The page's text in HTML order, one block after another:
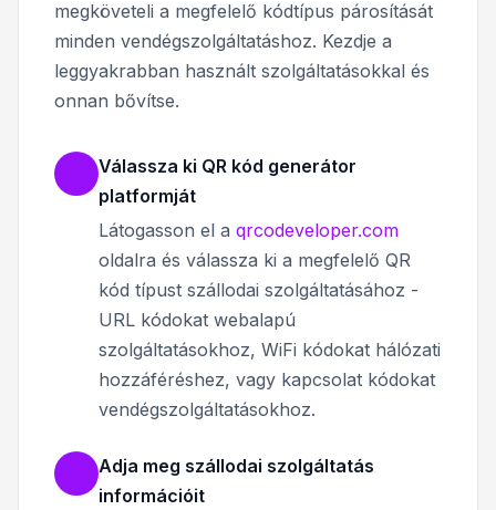
megköveteli a megfelelő kódtípus párosítását
minden vendégszolgáltatáshoz. Kezdje a
leggyakrabban használt szolgáltatásokkal és
onnan bővítse.
Válassza ki QR kód generátor
platformját
Látogasson el a qrcodeveloper.com
oldalra és válassza ki a megfelelő QR
kód típust szállodai szolgáltatásához -
URL kódokat webalapú
szolgáltatásokhoz, WiFi kódokat hálózati
hozzáféréshez, vagy kapcsolat kódokat
vendégszolgáltatásokhoz.
Adja meg szállodai szolgáltatás
információit